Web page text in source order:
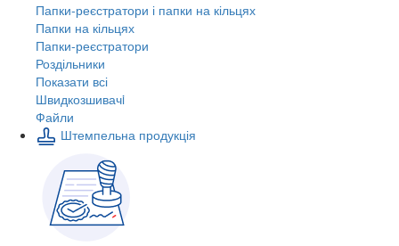
Папки-реєстратори і папки на кільцях
Папки на кільцях
Папки-реєстратори
Роздільники
Показати всі
Швидкозшивачi
Файли
Штемпельна продукція